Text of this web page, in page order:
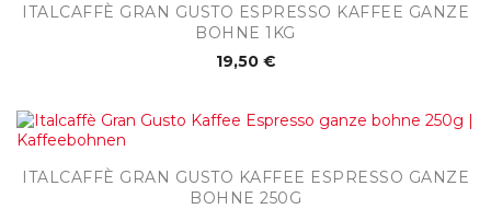
ITALCAFFÈ GRAN GUSTO ESPRESSO KAFFEE GANZE
BOHNE 1KG
19,50 €
ITALCAFFÈ GRAN GUSTO KAFFEE ESPRESSO GANZE
BOHNE 250G